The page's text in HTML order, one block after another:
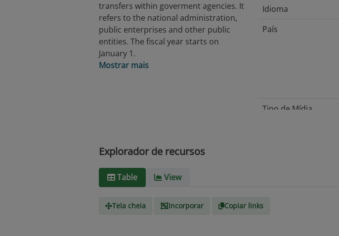
transfers within goverment agencies. It
refers to the national administration,
public enterprises and other public
entities. The fiscal year starts on
January 1.
Mostrar mais
Idioma
País
Tipo de Mídia
Explorador de recursos
Table View
Tela cheia Incorporar Copiar links